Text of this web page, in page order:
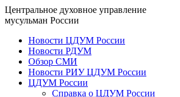
Центральное духовное управление
мусульман России
Новости ЦДУМ России
Новости РДУМ
Обзор СМИ
Новости РИУ ЦДУМ России
ЦДУМ России
Справка о ЦДУМ России